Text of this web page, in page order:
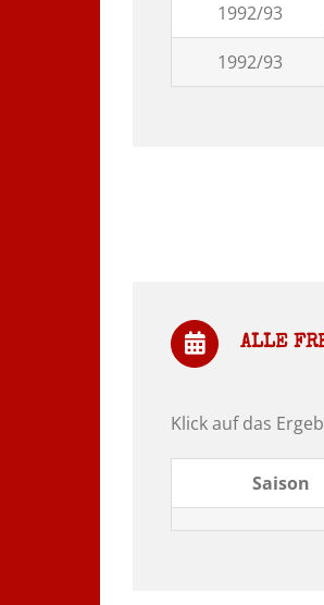
1992/93
1992/93
ALLE
Klick auf das
Saison